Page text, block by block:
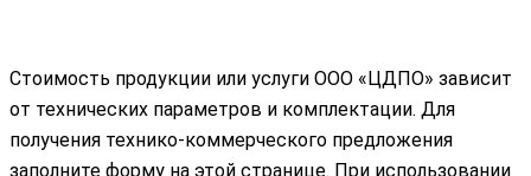
Стоимость продукции или услуги ООО «ЦДПО» зависит
от технических параметров и комплектации. Для
получения технико-коммерческого предложения
заполните форму на этой странице. При использовании